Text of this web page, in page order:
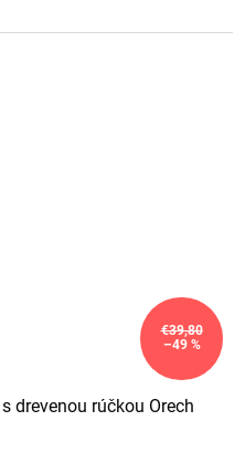
€39,80
–49 %
drevenou rúčkou Orech